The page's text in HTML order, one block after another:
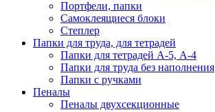
Портфели, папки
Самоклеящиеся блоки
Степлер
Папки для труда, для тетрадей
Папки для тетрадей А-5, А-4
Папки для труда без наполнения
Папки с ручками
Пеналы
Пеналы двухсекционные